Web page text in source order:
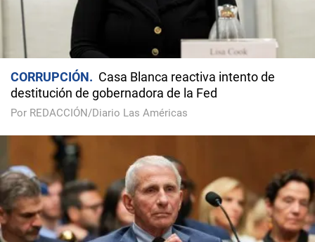
CORRUPCIÓN
Casa Blanca reactiva intento de
destitución de gobernadora de la Fed
Por REDACCIÓN/Diario Las Américas